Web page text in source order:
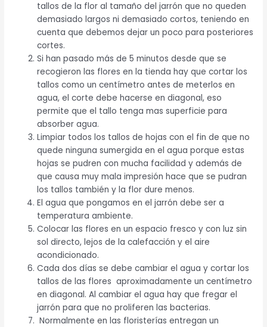
tallos de la flor al tamaño del jarrón que no queden
demasiado largos ni demasiado cortos, teniendo en
cuenta que debemos dejar un poco para posteriores
cortes.
Si han pasado más de 5 minutos desde que se
recogieron las flores en la tienda hay que cortar los
tallos como un centímetro antes de meterlos en
agua, el corte debe hacerse en diagonal, eso
permite que el tallo tenga mas superficie para
absorber agua.
Limpiar todos los tallos de hojas con el fin de que no
quede ninguna sumergida en el agua porque estas
hojas se pudren con mucha facilidad y además de
que causa muy mala impresión hace que se pudran
los tallos también y la flor dure menos.
El agua que pongamos en el jarrón debe ser a
temperatura ambiente.
Colocar las flores en un espacio fresco y con luz sin
sol directo, lejos de la calefacción y el aire
acondicionado.
Cada dos días se debe cambiar el agua y cortar los
tallos de las flores aproximadamente un centímetro
en diagonal. Al cambiar el agua hay que fregar el
jarrón para que no proliferen las bacterias.
Normalmente en las floristerías entregan un